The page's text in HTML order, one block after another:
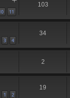
11
103
3 4
34
2
1 2
19